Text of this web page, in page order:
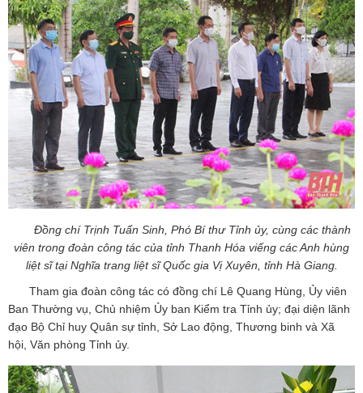
Đồng chí Trịnh Tuấn Sinh, Phó Bí thư Tỉnh ủy, cùng các thành
viên trong đoàn công tác của tỉnh Thanh Hóa viếng các Anh hùng
liệt sĩ tại Nghĩa trang liệt sĩ Quốc gia Vị Xuyên, tỉnh Hà Giang.
Tham gia đoàn công tác có đồng chí Lê Quang Hùng, Ủy viên
Ban Thường vụ, Chủ nhiệm Ủy ban Kiểm tra Tỉnh ủy; đại diện lãnh
đạo Bộ Chỉ huy Quân sự tỉnh, Sở Lao động, Thương binh và Xã
hội, Văn phòng Tỉnh ủy.